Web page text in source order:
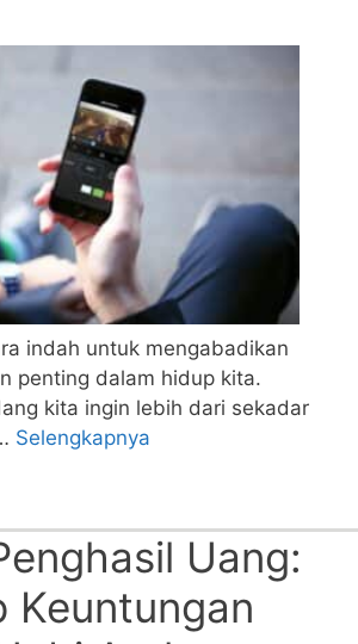
indah untuk mengabadikan
penting dalam hidup kita.
kita ingin lebih dari sekadar
Selengkapnya
Uang:
Keuntungan